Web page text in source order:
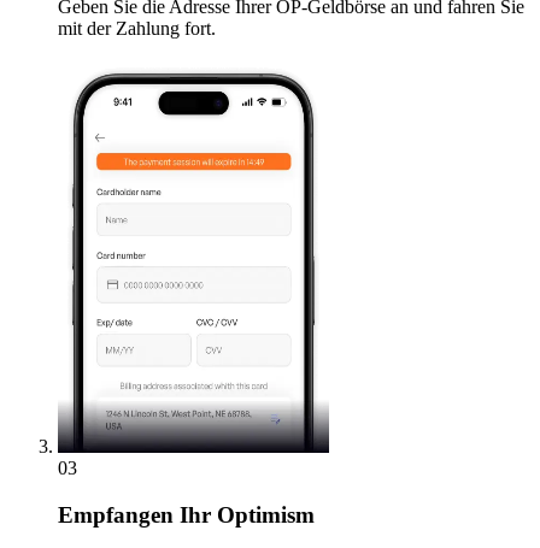
Geben Sie die Adresse Ihrer OP-Geldbörse an und fahren Sie
mit der Zahlung fort.
03
Empfangen Ihr Optimism